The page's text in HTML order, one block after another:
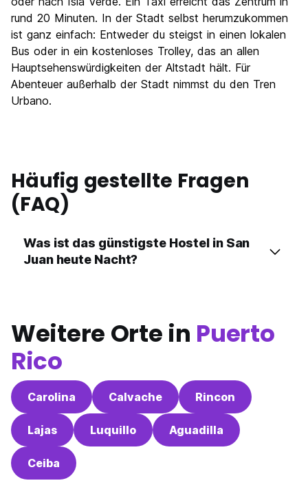
rund 20 Minuten. In der Stadt selbst herumzukommen
ist ganz einfach: Entweder du steigst in einen lokalen
Bus oder in ein kostenloses Trolley, das an allen
Hauptsehenswürdigkeiten der Altstadt hält. Für
Abenteuer außerhalb der Stadt nimmst du den Tren
Urbano.
Häufig gestellte Fragen
(FAQ)
Was ist das günstigste Hostel in San
Juan heute Nacht?
Weitere Orte in Puerto
Rico
Carolina Calvache Rincon
Lajas Luquillo Aguadilla
Ceiba